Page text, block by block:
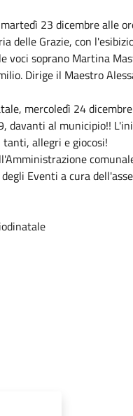
23 dicembre alle
delle Grazie, con
voci soprano Martina
Dirige il Maestro
mercoledì 24
al municipio!!
tanti, allegri e giocosi!
Eventi a cura